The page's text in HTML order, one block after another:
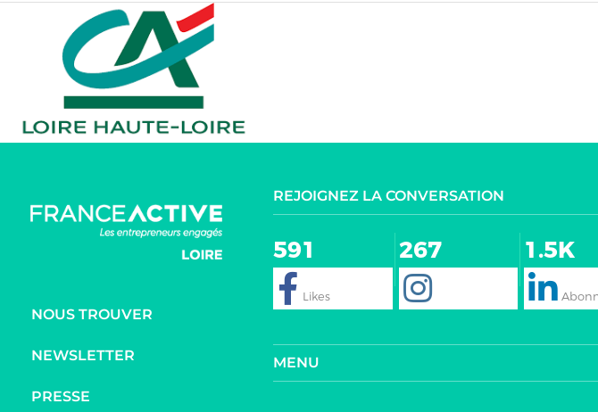
NOUS TROUVER
NEWSLETTER
PRESSE
REJOIGNEZ LA CONVERSATION
591 267 1.5K
MENU